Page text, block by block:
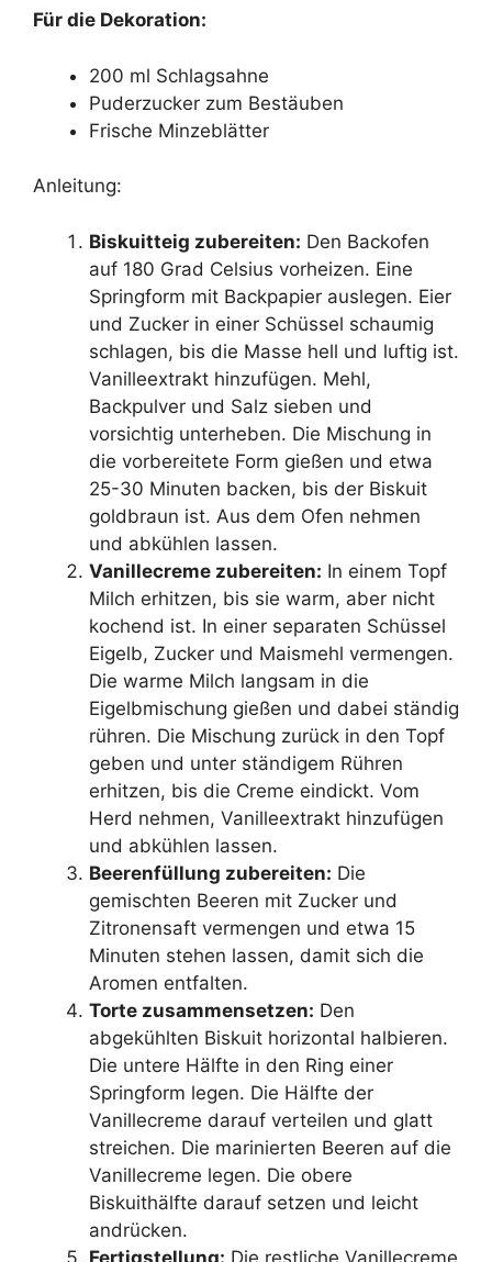
Für die Dekoration:
200 ml Schlagsahne
Puderzucker zum Bestäuben
Frische Minzeblätter
Anleitung:
Biskuitteig zubereiten: Den Backofen
auf 180 Grad Celsius vorheizen. Eine
Springform mit Backpapier auslegen. Eier
und Zucker in einer Schüssel schaumig
schlagen, bis die Masse hell und luftig ist.
Vanilleextrakt hinzufügen. Mehl,
Backpulver und Salz sieben und
vorsichtig unterheben. Die Mischung in
die vorbereitete Form gießen und etwa
25-30 Minuten backen, bis der Biskuit
goldbraun ist. Aus dem Ofen nehmen
und abkühlen lassen.
Vanillecreme zubereiten: In einem Topf
Milch erhitzen, bis sie warm, aber nicht
kochend ist. In einer separaten Schüssel
Eigelb, Zucker und Maismehl vermengen.
Die warme Milch langsam in die
Eigelbmischung gießen und dabei ständig
rühren. Die Mischung zurück in den Topf
geben und unter ständigem Rühren
erhitzen, bis die Creme eindickt. Vom
Herd nehmen, Vanilleextrakt hinzufügen
und abkühlen lassen.
Beerenfüllung zubereiten: Die
gemischten Beeren mit Zucker und
Zitronensaft vermengen und etwa 15
Minuten stehen lassen, damit sich die
Aromen entfalten.
Torte zusammensetzen: Den
abgekühlten Biskuit horizontal halbieren.
Die untere Hälfte in den Ring einer
Springform legen. Die Hälfte der
Vanillecreme darauf verteilen und glatt
streichen. Die marinierten Beeren auf die
Vanillecreme legen. Die obere
Biskuithälfte darauf setzen und leicht
andrücken.
Fertigstellung: Die restliche Vanillecreme